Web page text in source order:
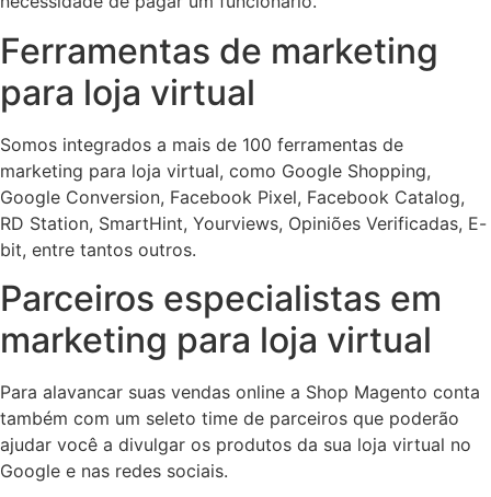
Ferramentas de marketing
para loja virtual
Somos integrados a mais de 100 ferramentas de
marketing para loja virtual, como Google Shopping,
Google Conversion, Facebook Pixel, Facebook Catalog,
RD Station, SmartHint, Yourviews, Opiniões Verificadas, E-
bit, entre tantos outros.
Parceiros especialistas em
marketing para loja virtual
Para alavancar suas vendas online a Shop Magento conta
também com um seleto time de parceiros que poderão
ajudar você a divulgar os produtos da sua loja virtual no
Google e nas redes sociais.